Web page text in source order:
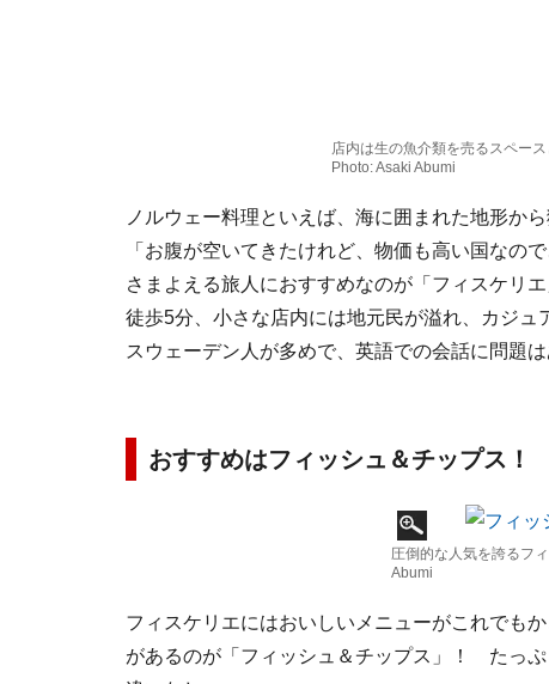
店内は生の魚介類を売るスペー
Photo: Asaki Abumi
ノルウェー料理といえば、海に囲まれた地形か
「お腹が空いてきたけれど、物価も高い国なの
さまよえる旅人におすすめなのが「フィスケリ
徒歩5分、小さな店内には地元民が溢れ、カジ
スウェーデン人が多めで、英語での会話に問題は
おすすめはフィッシュ＆チップス！
圧倒的な人気を誇るフ
Abumi
フィスケリエにはおいしいメニューがこれでも
があるのが「フィッシュ＆チップス」！ たっ